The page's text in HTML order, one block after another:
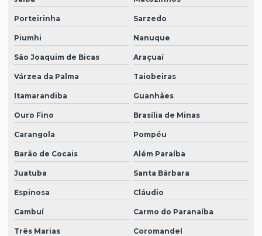
Porteirinha Sarzedo
Piumhi Nanuque
São Joaquim de Bicas Araçuaí
Várzea da Palma Taiobeiras
Itamarandiba Guanhães
Ouro Fino Brasília de Minas
Carangola Pompéu
Barão de Cocais Além Paraíba
Juatuba Santa Bárbara
Espinosa Cláudio
Cambuí Carmo do Paranaíba
Três Marias Coromandel